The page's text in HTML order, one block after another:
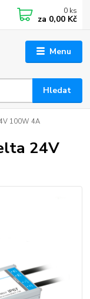
Menu
Hledat
0 ks
za 0,00 Kč
100W 4A
24V